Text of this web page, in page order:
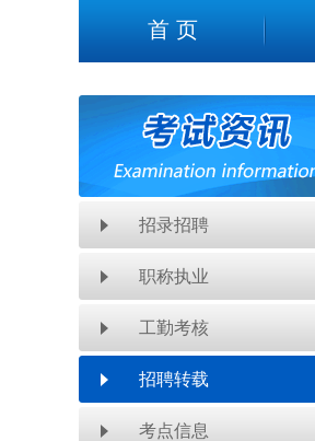
首 页
招录招聘
职称执业
工勤考核
招聘转载
考点信息